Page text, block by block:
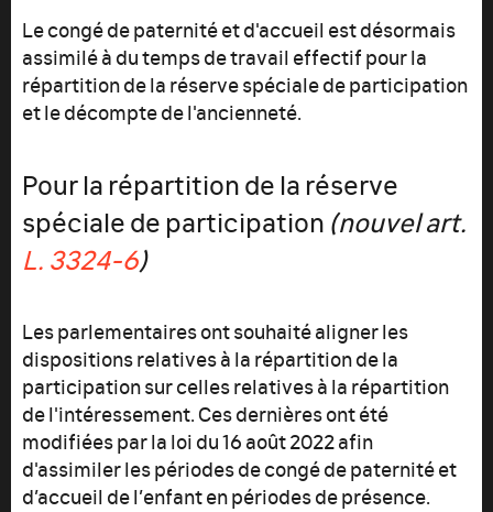
Le congé de paternité et d'accueil est désormais
assimilé à du temps de travail effectif pour la
répartition de la réserve spéciale de participation
et le décompte de l'ancienneté.
Pour la répartition de la réserve
spéciale de participation (nouvel art.
L. 3324-6)
Les parlementaires ont souhaité aligner les
dispositions relatives à la répartition de la
participation sur celles relatives à la répartition
de l'intéressement. Ces dernières ont été
modifiées par la loi du 16 août 2022 afin
d'assimiler les périodes de congé de paternité et
d’accueil de l’enfant en périodes de présence.